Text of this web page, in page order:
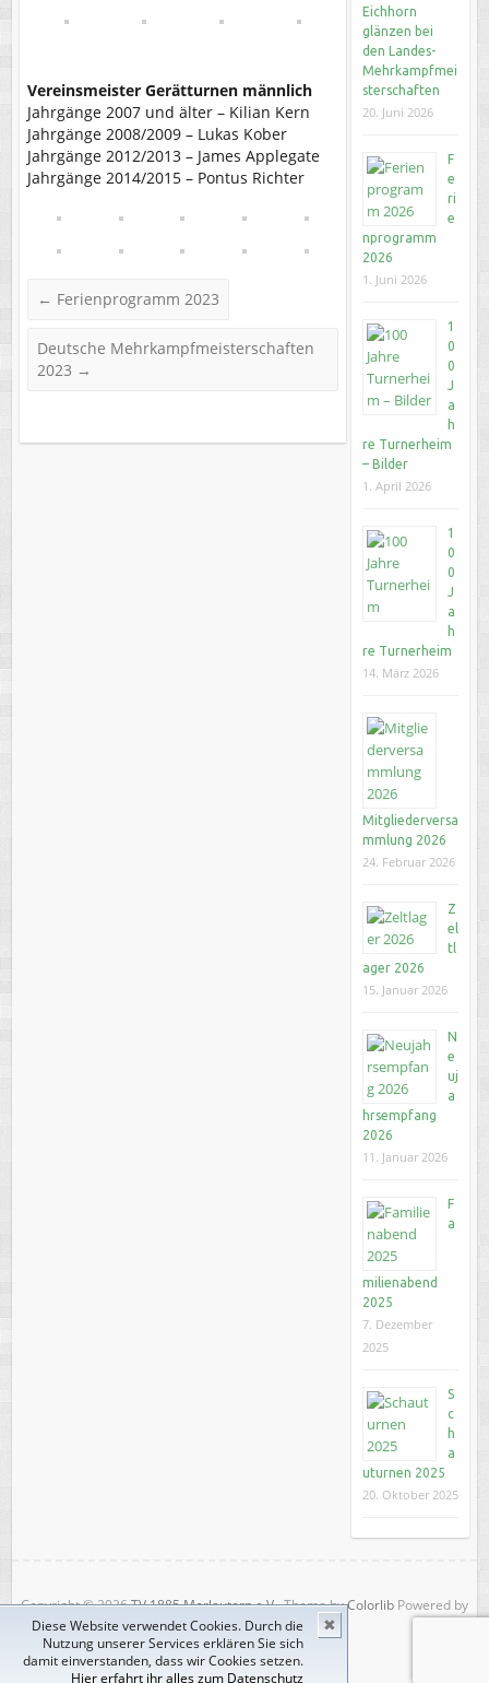
Diese Website verwendet Cookies. Durch die
Nutzung unserer Services erklären Sie sich
damit einverstanden, dass wir Cookies setzen.
Hier erfahrt ihr alles zum Datenschutz
✖
Vereinsmeister Gerätturnen männlich
Jahrgänge 2007 und älter – Kilian Kern
Jahrgänge 2008/2009 – Lukas Kober
Jahrgänge 2012/2013 – James Applegate
Jahrgänge 2014/2015 – Pontus Richter
← Ferienprogramm 2023
Deutsche Mehrkampfmeisterschaften
2023 →
Eichhorn
glänzen bei
den Landes-
Mehrkampfmei
sterschaften
20. Juni 2026
F
e
ri
e
nprogramm
2026
1. Juni 2026
1
0
0
J
a
h
re Turnerheim
– Bilder
1. April 2026
1
0
0
J
a
h
re Turnerheim
14. März 2026
Mitgliederversa
mmlung 2026
24. Februar 2026
Z
el
tl
ager 2026
15. Januar 2026
N
e
uj
a
hrsempfang
2026
11. Januar 2026
F
a
milienabend
2025
7. Dezember
2025
S
c
h
a
uturnen 2025
20. Oktober 2025
Copyright © 2026TV 1885 Morlautern e.V.. Theme byColorlib Powered by
WordPress
Impressum Datenschutz